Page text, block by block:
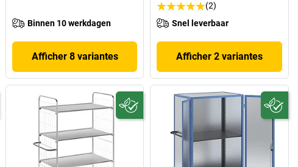
Binnen 10 werkdagen
Afficher 8 variantes
(2)
Snel leverbaar
Afficher 2 variantes